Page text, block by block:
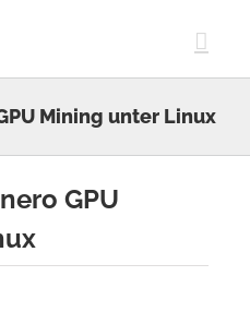
Mining unter Linux
GPU